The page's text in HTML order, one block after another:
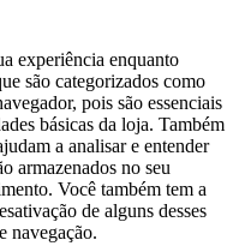
experiência enquanto
são categorizados como
pois são essenciais
básicas da loja. Também
a analisar e entender
armazenados no seu
Você também tem a
de alguns desses
navegação.